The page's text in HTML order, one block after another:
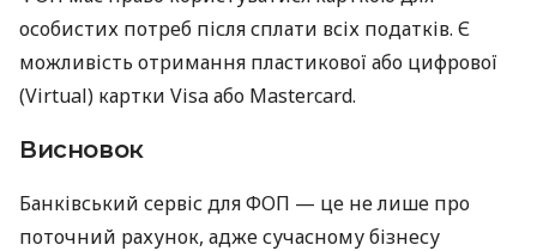
особистих потреб після сплати всіх податків. Є
можливість отримання пластикової або цифрової
(Virtual) картки Visa або Mastercard.
Висновок
Банківський сервіс для ФОП — це не лише про
поточний рахунок, адже сучасному бізнесу